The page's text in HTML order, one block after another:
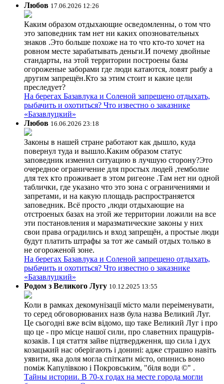
Любов 17.06.2026 12:26
Каким образом отдыхающие осведомленны, о том что
это заповедник там нет ни каких опозновательных
знаков .Это больше похоже на то что кто-то хочет на
ровном месте зарабатывать деньги.И почему двойные
стандарты, на этой территории построены базы
огороженые заборами где люди катаются, ловят рыбу а
другим запрещён.Кто за этим стоит и какие цели
преследует?
На берегах Базавлука и Соленой запрещено отдыхать,
рыбачить и охотиться? Что известно о заказнике
«Базавлуцкий»
Любов 16.06.2026 23:18
Законы в нашей стране работают как дышло, куда
повернул туда и вышло.Каким образом статус
заповедник изменил ситуацию в лучшую сторону?Это
очередное ограничение для простых людей ,темболие
для тех кто проживает в этом ригеоне .Там нет ни одной
таблички, где указано что это зона с ограничениями и
запретами, и на какую площадь распространяется
заповедник. Всё просто ,люди отдыхающие на
отстроеных базах на этой же территории ложили на все
эти постановления и маразматические законы у них
свои права оградились и вход запрещён, а простые люди
будут платить штрафы за тот же самый отдых только в
не огороженой зоне.
На берегах Базавлука и Соленой запрещено отдыхать,
рыбачить и охотиться? Что известно о заказнике
«Базавлуцкий»
Родом з Великого Лугу 10.12.2025 13:55
Коли в рамках декомунізації місто мали переіменувати,
то серед обговорюваних назв була назва Великий Луг.
Це сьогодні вже всім відомо, що таке Великий Луг і про
що це - про місце нашої сили, про славетних пращурів-
козаків. І ця стаття зайве підтвердження, що сила і дух
козацький нас оберігають і донині: адже страшно навіть
уявити, яка доля могла спіткати місто, опинись воно
поміж Капулівкою і Покровським, "біля води ©" .
Тайны истории. В 70-х годах на месте города могли